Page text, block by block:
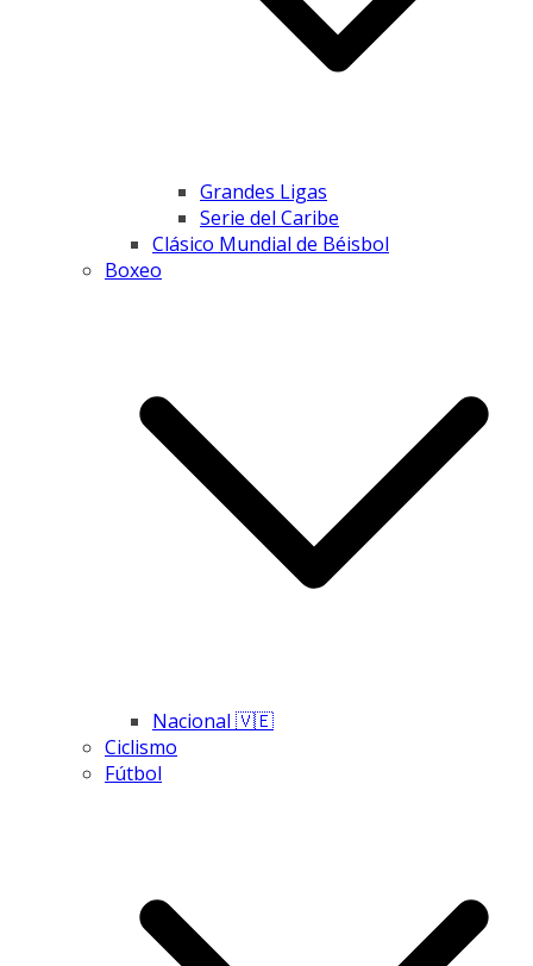
Grandes Ligas
Serie del Caribe
Clásico Mundial de Béisbol
Boxeo
Nacional 🇻🇪
Ciclismo
Fútbol